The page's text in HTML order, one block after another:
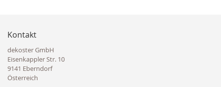
Kontakt
dekoster GmbH
Eisenkappler Str. 10
9141 Eberndorf
Österreich